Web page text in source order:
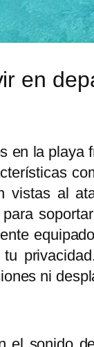
en
en la playa
vistas al
tu
ni